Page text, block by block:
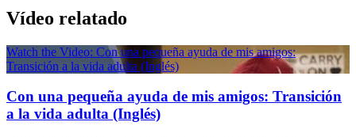
Vídeo relatado
Watch the Video: Con una pequeña ayuda de mis amigos:
Transición a la vida adulta (Inglés)
Con una pequeña ayuda de mis amigos: Transición
a la vida adulta (Inglés)